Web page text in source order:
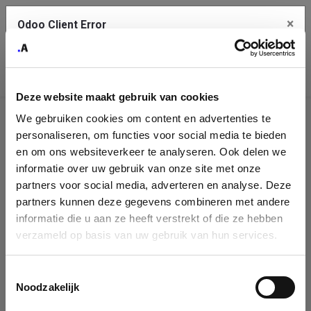
Deze website maakt gebruik van cookies
We gebruiken cookies om content en advertenties te
personaliseren, om functies voor social media te bieden
en om ons websiteverkeer te analyseren. Ook delen we
informatie over uw gebruik van onze site met onze
partners voor social media, adverteren en analyse. Deze
partners kunnen deze gegevens combineren met andere
informatie die u aan ze heeft verstrekt of die ze hebben
verzameld op basis van uw gebruik van hun services.
Noodzakelijk
Company
Identification
Please fill in your company details
You can search a company in our database by name, VAT or
enterprise ID. When a company is selected it will auto-complete the
form. If you don't find your company in our database, you can create
Odoo Client Error ×
service.
See details
Ok